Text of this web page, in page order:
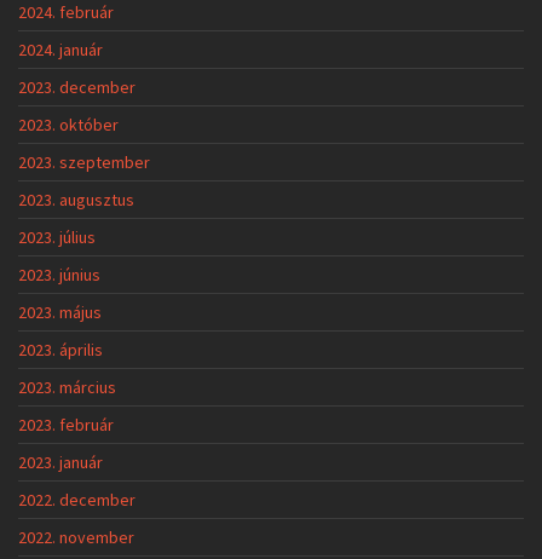
2024. február
2024. január
2023. december
2023. október
2023. szeptember
2023. augusztus
2023. július
2023. június
2023. május
2023. április
2023. március
2023. február
2023. január
2022. december
2022. november